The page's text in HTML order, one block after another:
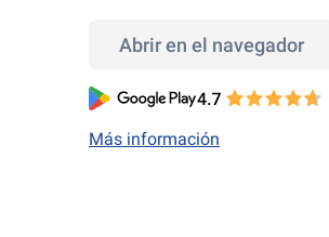
Abrir en el navegador
Más información